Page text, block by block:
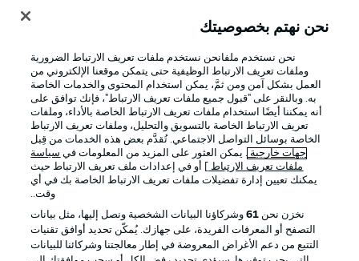
تسجيل الدخول
Football as it's meant to be
تطبيق الدوري الألماني
نحن نهتم بخصوصيتك
نحن نستخدم ملفانحن نستخدم ملفات تعريف الارتباط الضرورية
وملفات تعريف الارتباط الوظيفية حتى يتمكن موقعنا الإلكتروني من
العمل بشكل آمن ومن ثمَّ، يمكن استخدام المحتوى والخدمات الخاصة
به. وبالنقر على "قبول جميع ملفات تعريف الارتباط"، فإنك توافق على
أنه يمكننا أيضًا استخدام ملفات تعريف الارتباط الخاصة بالأداء، وملفات
تعريف الارتباط الخاصة بالتسويق والتحليل، وملفات تعريف الارتباط
الخاصة بوسائل التواصل الاجتماعي. تُقدَّم بعض هذه الخدمات من قِبل
جهات خارجية . يمكن العثور على المزيد من المعلومات في سياسة
ملفات تعريف الارتباط
] أو في إعدادات ملف تعريف الارتباط حيث
يمكنك تعيين إدارة تفضيلات ملفات تعريف الارتباط الخاصة بك في أي
وقت..
نخزن نحن 61وشركاؤنا البيانات الشخصية ونصل إليها، مثل بيانات
التصفح أو المعرفات الفريدة، على جهازك. يُمكّن تحديد أوافق تقنيات
التتبع من دعم الأغراض المعروضة في إطار معالجتنا وشركائنا للبيانات